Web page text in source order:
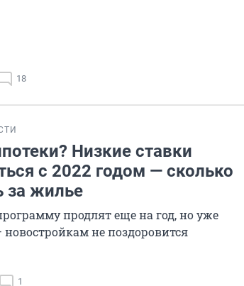
18
Низкие ставки
с 2022 годом — сколько
за жилье
продлят еще на год, но уже
не поздоровится
1